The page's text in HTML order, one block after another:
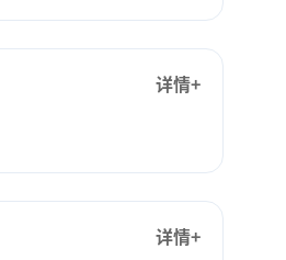
详情+
详情+